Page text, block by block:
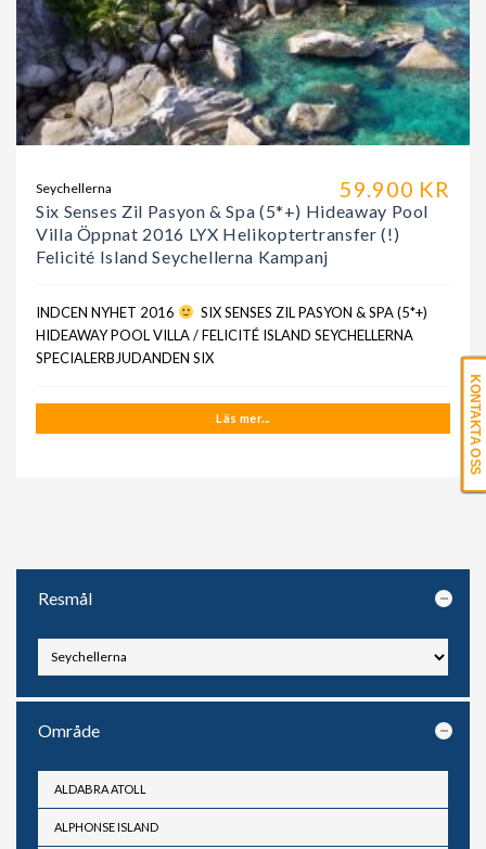
59.900 KR
Seychellerna
Six Senses Zil Pasyon & Spa (5*+) Hideaway Pool
Villa Öppnat 2016 LYX Helikoptertransfer (!)
Felicité Island Seychellerna Kampanj
INDCEN NYHET 2016
SIX SENSES ZIL PASYON & SPA (5*+)
HIDEAWAY POOL VILLA / FELICITÉ ISLAND SEYCHELLERNA
SPECIALERBJUDANDEN SIX
Läs mer...
Resmål
Område
ALDABRA ATOLL
ALPHONSE ISLAND
KONTAKTA OSS